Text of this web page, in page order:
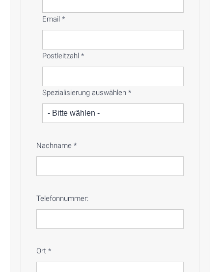
Email *
Postleitzahl *
Spezialisierung auswählen *
Nachname *
Telefonnummer:
Ort *